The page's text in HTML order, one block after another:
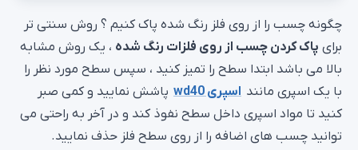
چگونه چسب را از روی فلز رنگ شده پاک کنیم ؟ روش سنتی تر
برای پاک کردن چسب از روی فلزات رنگ شده ، یک روش مشابه
بالا می باشد ابتدا سطح را تمیز کنید ، سپس سطح مورد نظر را
با یک اسپری مانند اسپری wd40
پاشش نمایید و کمی صبر
کنید تا مواد اسپری داخل سطح نفوذ کند و در آخر به راحتی می
توانید چسب های اضافه را از روی سطح فلز حذف نمایید.